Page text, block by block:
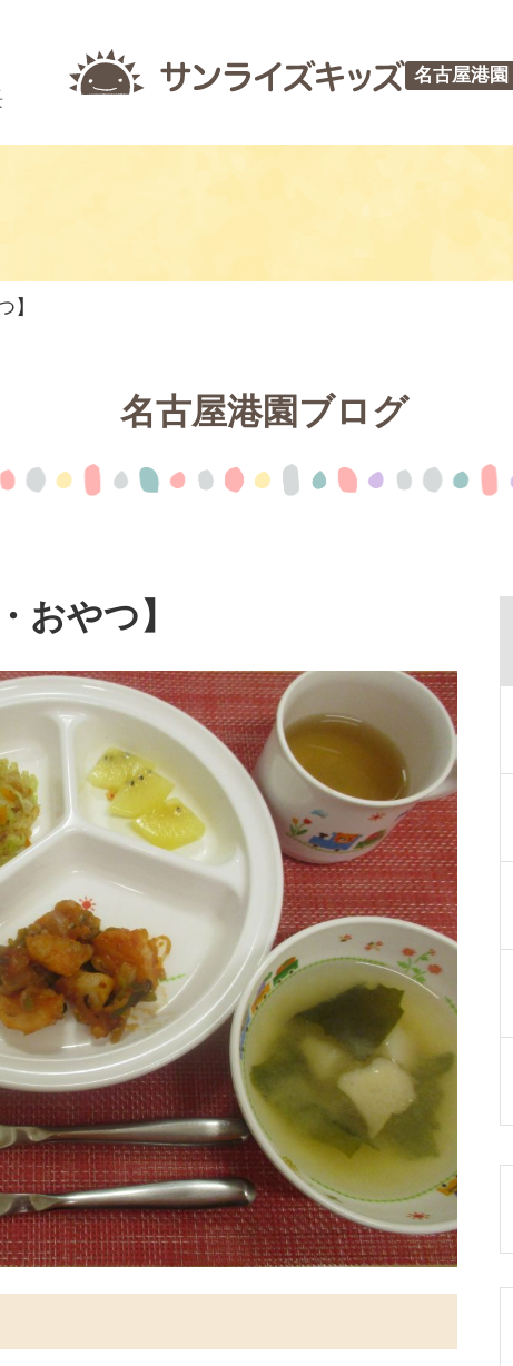
名古屋港園
】
名古屋港園ブログ
おやつ】